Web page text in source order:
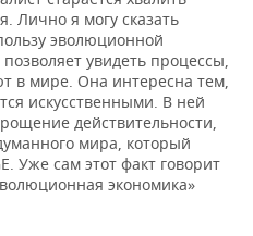
Лично я могу сказать
эволюционной
увидеть процессы,
в мире. Она интересна тем,
искусственными. В ней
действительности,
мира, который
Уже сам этот факт говорит
экономика»